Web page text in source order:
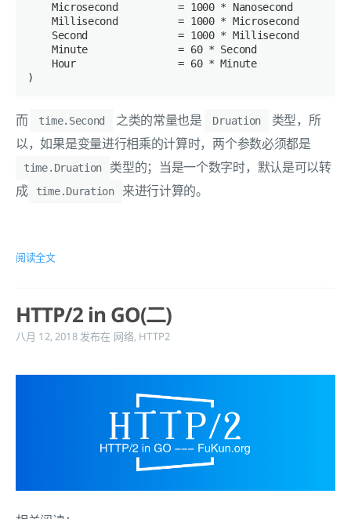
    Microsecond          =
1000 * Nanosecond
    Millisecond          =
1000 * Microsecond
    Second               =
1000 * Millisecond
    Minute               =
60 * Second
    Hour                 =
60 * Minute
而 time.Second 之类的常量也是 Druation
类型，所
以，如果是变量进行相乘的计算时，两个参数必须都是
time.Druation
类型的；当是一个数字时，默认是可以转
成
time.Duration 来进行计算的。
阅读全文
HTTP/2 in GO(二)
八月 12, 2018 发布在 网络, HTTP2